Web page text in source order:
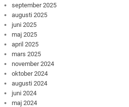
september 2025
augusti 2025
juni 2025
maj 2025
april 2025
mars 2025
november 2024
oktober 2024
augusti 2024
juni 2024
maj 2024